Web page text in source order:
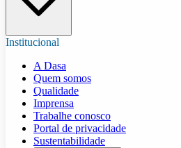
Institucional
A Dasa
Quem somos
Qualidade
Imprensa
Trabalhe conosco
Portal de privacidade
Sustentabilidade